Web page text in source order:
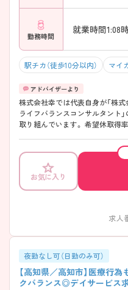
勤務時間
就業時間1:08
駅チカ（徒歩10分以内） マイ
株式会社幸では代表自身が「株
ライフバランスコンサルタント
取り組んでいます。 希望休取得
事の出来る環境が整っています
なりますので、安心してご就業
世代も活躍中ですので是非興味
お気に入り
求人
夜勤なし可（日勤のみ可）
【高知県／高知市】医療行
クバランス◎デイサービス